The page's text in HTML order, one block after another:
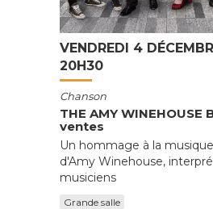
VENDREDI 4
20H30
Chanson
THE AMY WINEHOUSE
ventes
Un hommage à la
d'Amy Winehouse,
musiciens
Grande salle